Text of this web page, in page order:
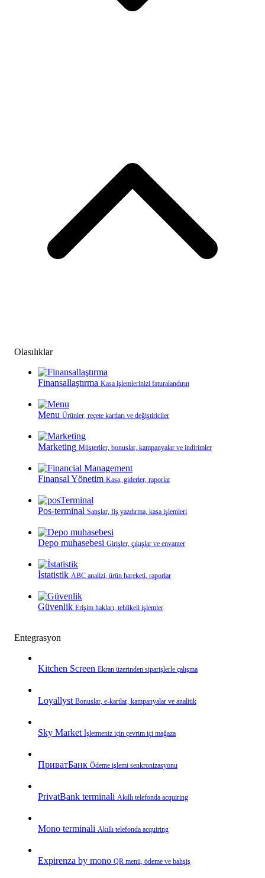
Olasılıklar
Finansallaştırma Kasa işlemlerinizi faturalandırın
Menu Ürünler, reçete kartları ve değiştiriciler
Marketing Müşteriler, bonuslar, kampanyalar ve indirimler
Finansal Yönetim Kasa, giderler, raporlar
Pos-terminal Satışlar, fiş yazdırma, kasa işlemleri
Depo muhasebesi Girişler, çıkışlar ve envanter
İstatistik ABC analizi, ürün hareketi, raporlar
Güvenlik Erişim hakları, tehlikeli işlemler
Entegrasyon
Kitchen Screen Ekran üzerinden siparişlerle çalışma
Loyallyst Bonuslar, e‑kartlar, kampanyalar ve analitik
Sky Market İşletmeniz için çevrim içi mağaza
ПриватБанк Ödeme işlemi senkronizasyonu
PrivatBank terminali Akıllı telefonda acquiring
Mono terminali Akıllı telefonda acquiring
Expirenza by mono QR menü, ödeme ve bahşiş